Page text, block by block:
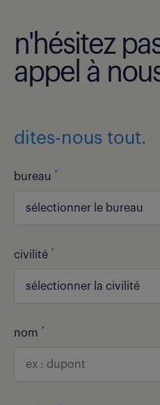
n'hésitez
appel à
dites-nous tout.
bureau *
sélectionner le bureau
civilité *
sélectionner la civilité
nom *